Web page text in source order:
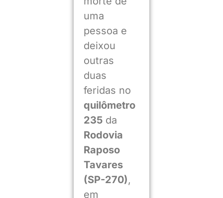
uma
pessoa e
deixou
outras
duas
feridas no
quilômetro
235da
Rodovia
Raposo
Tavares
(SP-270),
em